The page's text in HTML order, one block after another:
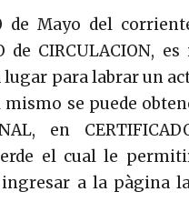
de Mayo del
de CIRCULACION,
lugar para labrar un
se puede
en
el cual le
a la pàgina